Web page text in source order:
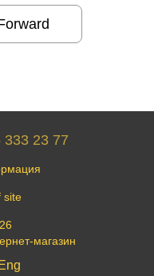
333 23 77
site
магазин
Eng